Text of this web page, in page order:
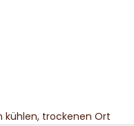
kühlen, trockenen Ort